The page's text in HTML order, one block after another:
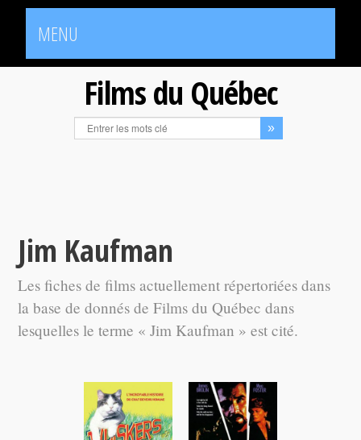
MENU
Films du Québec
Jim Kaufman
Les fiches de films actuellement répertoriées dans
la base de donnés de Films du Québec dans
lesquelles le terme « Jim Kaufman » est cité.